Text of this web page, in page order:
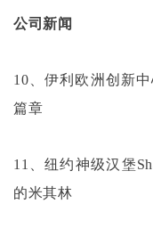
公司新闻
10、伊利欧洲创新
篇章
11、纽约神级汉堡
的米其林